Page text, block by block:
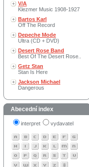
V/A
Klezmer Music 1908-1927
Bartos Karl
Off The Record
Depeche Mode
Ultra (CD + DVD)
Desert Rose Band
Best Of The Desert Rose..
Getz Stan
Stan Is Here
Jackson Michael
Dangerous
Abecední index
interpret vydavatel